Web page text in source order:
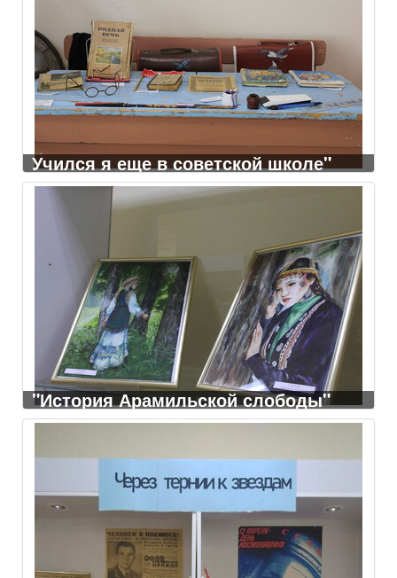
Учился я еще в советской школе"
"История Арамильской слободы"